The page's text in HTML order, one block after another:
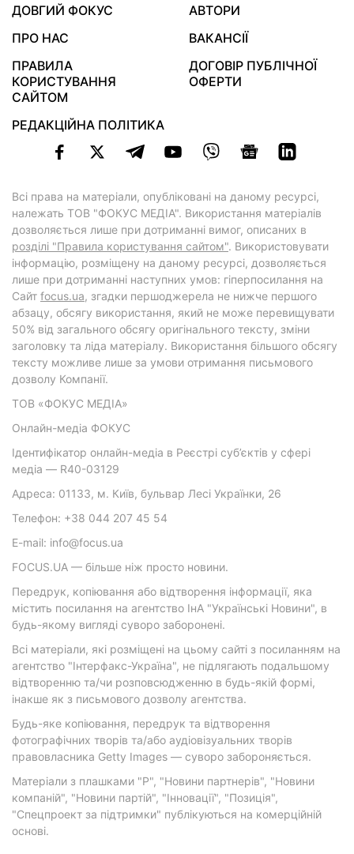
ДОВГИЙ ФОКУС
АВТОРИ
ПРО НАС
ВАКАНСІЇ
ПРАВИЛА
КОРИСТУВАННЯ
САЙТОМ
ДОГОВІР ПУБЛІЧНОЇ
ОФЕРТИ
РЕДАКЦІЙНА ПОЛІТИКА
Всі права на матеріали, опубліковані на даному ресурсі,
належать ТОВ "ФОКУС МЕДІА". Використання матеріалів
дозволяється лише при дотриманні вимог, описаних в
розділі "Правила користування сайтом". Використовувати
інформацію, розміщену на даному ресурсі, дозволяється
лише при дотриманні наступних умов: гіперпосилання на
Cайт focus.ua, згадки першоджерела не нижче першого
абзацу, обсягу використання, який не може перевищувати
50% від загального обсягу оригінального тексту, зміни
заголовку та ліда матеріалу. Використання більшого обсягу
тексту можливе лише за умови отримання письмового
дозволу Компанії.
ТОВ «ФОКУС МЕДІА»
Онлайн-медіа ФОКУС
Ідентифікатор онлайн-медіа в Реєстрі суб’єктів у сфері
медіа — R40-03129
Адреса: 01133, м. Київ, бульвар Лесі Українки, 26
Телефон: +38 044 207 45 54
E-mail: info@focus.ua
FOCUS.UA — більше ніж просто новини.
Передрук, копіювання або відтворення інформації, яка
містить посилання на агентство ІнА "Українські Новини", в
будь-якому вигляді суворо заборонені.
Всі матеріали, які розміщені на цьому сайті з посиланням на
агентство "Інтерфакс-Україна", не підлягають подальшому
відтворенню та/чи розповсюдженню в будь-якій формі,
інакше як з письмового дозволу агентства.
Будь-яке копіювання, передрук та відтворення
фотографічних творів та/або аудіовізуальних творів
правовласника Getty Images — суворо забороняється.
Матеріали з плашками "Р", "Новини партнерів", "Новини
компаній", "Новини партій", "Інновації", "Позиція",
"Спецпроект за підтримки" публікуються на комерційній
основі.